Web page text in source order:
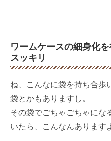
ワームケースの細身化
スッキリ
ね、こんなに袋を持ち合歩
袋とかもありますし。
その袋でごちゃごちゃにな
いたら、こんなんあります